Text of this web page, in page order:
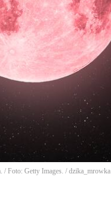
/ Foto: Getty Images. / dzika_mrowka